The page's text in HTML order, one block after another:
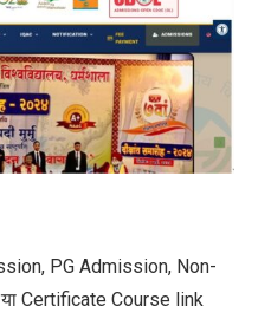
PG Admission, Non-
Certificate Course link